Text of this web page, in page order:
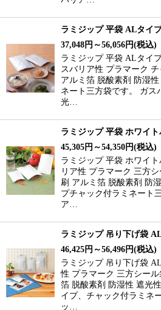
ラミジップ 平袋 ALタイ
37,048円 ～56,056円(税込)
ラミジップ 平袋 ALタイ
スバリア性 プラマーク
アルミ箔 脱酸素剤 防湿
ネート三方袋です。 ガス
光…
ラミジップ 平袋 ホワイ
45,305円 ～54,350円(税込)
ラミジップ 平袋 ホワイ
リア性 プラマーク 三方
刷 アルミ箔 脱酸素剤 防
プチャック付ラミネート
ア…
ラミジップ 吊り下げ袋
46,425円 ～56,496円(税込)
ラミジップ 吊り下げ袋
性 プラマーク 三方シー
箔 脱酸素剤 防湿性 遮光
イプ、チャック付ラミネ
ッ…